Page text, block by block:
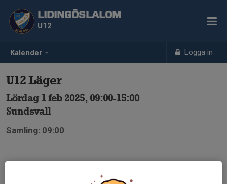
Kalender Logga in
LIDINGÖSLALOM
U12
U12 Läger
Lördag 1 feb 2025, 09:00-15:00
Sundsvall
Samling: 09:00